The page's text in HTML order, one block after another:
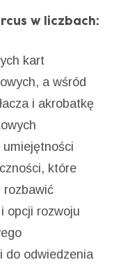
w liczbach:
kart
a wśród
i akrobatkę
które
rozbawić
opcji rozwoju
do odwiedzenia